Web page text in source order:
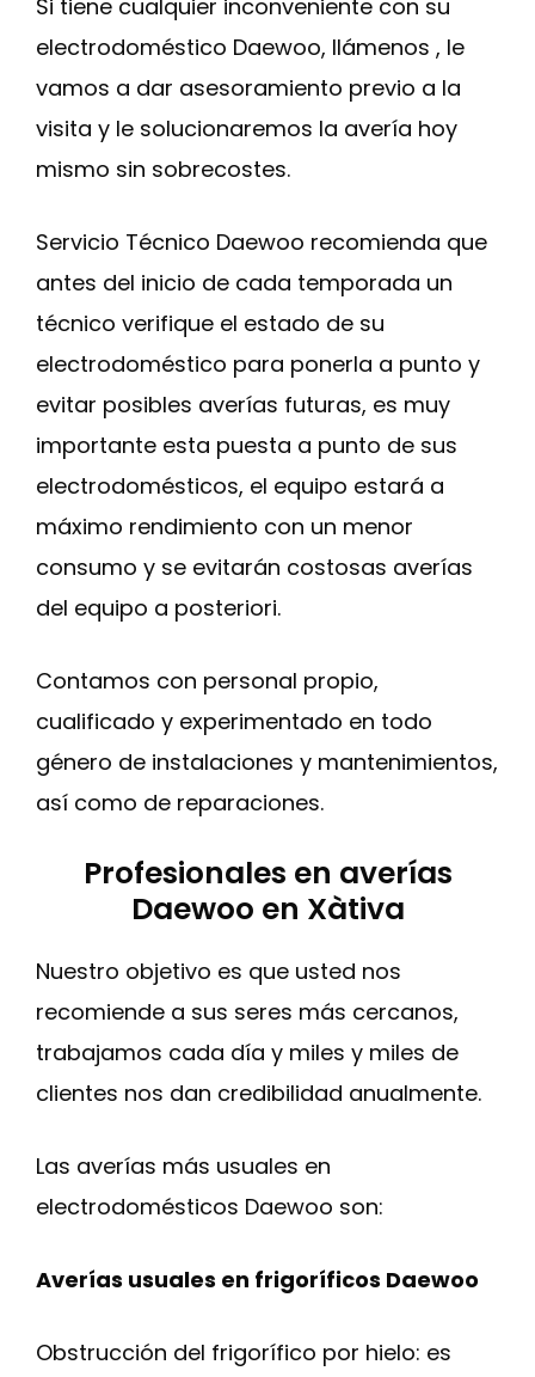
Si tiene cualquier inconveniente con su
electrodoméstico Daewoo, llámenos , le
vamos a dar asesoramiento previo a la
visita y le solucionaremos la avería hoy
mismo sin sobrecostes.
Servicio Técnico Daewoo recomienda que
antes del inicio de cada temporada un
técnico verifique el estado de su
electrodoméstico para ponerla a punto y
evitar posibles averías futuras, es muy
importante esta puesta a punto de sus
electrodomésticos, el equipo estará a
máximo rendimiento con un menor
consumo y se evitarán costosas averías
del equipo a posteriori.
Contamos con personal propio,
cualificado y experimentado en todo
género de instalaciones y mantenimientos,
así como de reparaciones.
Profesionales en averías
Daewoo en Xàtiva
Nuestro objetivo es que usted nos
recomiende a sus seres más cercanos,
trabajamos cada día y miles y miles de
clientes nos dan credibilidad anualmente.
Las averías más usuales en
electrodomésticos Daewoo son:
Averías usuales en frigoríficos Daewoo
Obstrucción del frigorífico por hielo: es